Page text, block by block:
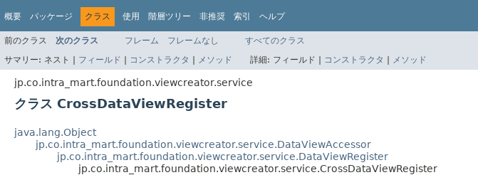
概要 パッケージ クラス 使用 階層ツリー 非推奨 索引 ヘルプ
前のクラス 次のクラス フレーム フレームなし
すべてのクラス
サマリー: ネスト | フィールド | コンストラクタ | メソッド 詳細: フィールド | コンストラクタ | メソッド
jp.co.intra_mart.foundation.viewcreator.service
クラス CrossDataViewRegister
java.lang.Object
jp.co.intra_mart.foundation.viewcreator.service.DataViewAccessor
jp.co.intra_mart.foundation.viewcreator.service.DataViewRegister
jp.co.intra_mart.foundation.viewcreator.service.CrossDataViewRegister